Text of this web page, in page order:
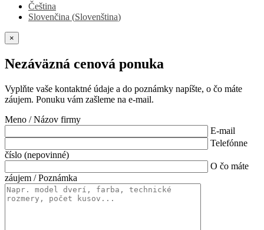
Čeština
Slovenčina (Slovenština)
×
Nezáväzná cenová ponuka
Vyplňte vaše kontaktné údaje a do poznámky napíšte, o čo máte
záujem. Ponuku vám zašleme na e-mail.
Meno / Názov firmy
E-mail
Telefónne
číslo (nepovinné)
O čo máte
záujem / Poznámka